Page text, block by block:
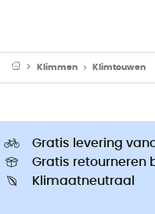
Klimmen Klimtouwen
Gratis levering
Gratis retourneren
Klimaatneutraal